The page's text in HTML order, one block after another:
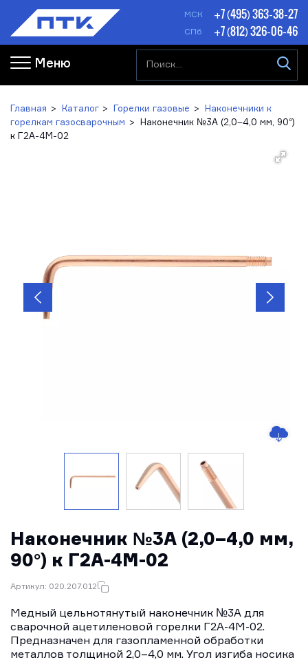
МСК +7 (495) 363-38-27
СПб +7 (812) 326-06-46
Меню
Главная Каталог Горелки газовые
Наконечники к
горелкам газосварочным
Наконечник №3А (2,0–4,0 мм, 90°)
к Г2А-4М-02
Наконечник №3А (2,0–4,0 мм,
90°) к Г2А-4М-02
Артикул: 020.207.012
Медный цельнотянутый наконечник №3А для
сварочной ацетиленовой горелки Г2А-4М-02.
Предназначен для газопламенной обработки
металлов толщиной 2,0–4,0 мм. Угол изгиба носика